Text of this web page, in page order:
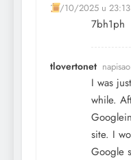
10/10/2025 u 23:13
7bh1ph
tlovertonet
I was
while.
site. I
Google